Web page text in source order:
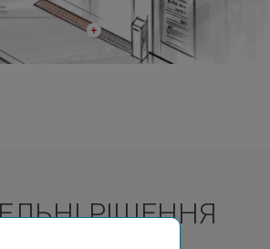
РІШЕННЯ